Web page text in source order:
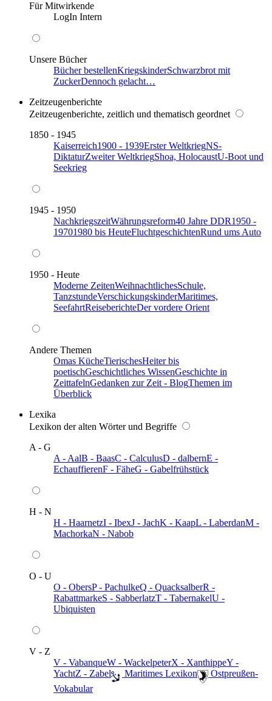
Für Mitwirkende
LogIn Intern
Unsere Bücher
Bücher bestellenKriegskinderSchwarzbrot mit
ZuckerDennoch gelacht…
Zeitzeugenberichte
Zeitzeugenberichte, zeitlich und thematisch geordnet
1850 - 1945
Kaiserreich1900 - 1939Erster WeltkriegNS-
DiktaturZweiter WeltkriegShoa, HolocaustU-Boot und
Seekrieg
1945 - 1950
NachkriegszeitWährungsreform40 Jahre DDR1950 -
19701980 bis HeuteFluchtgeschichtenRund ums Auto
1950 - Heute
Moderne ZeitenWeihnachtlichesSchule,
TanzstundeVerschickungskinderMaritimes,
SeefahrtReiseberichteDer vordere Orient
Andere Themen
Omas KücheTierischesHeiter bis
poetischGeschichtliches WissenGeschichte in
ZeittafelnGedanken zur Zeit - BlogThemen im
Überblick
Lexika
Lexikon der alten Wörter und Begriffe
A - G
A - AalB - BaasC - CalculusD - dalbernE -
EchauffierenF - FäheG - Gabelfrühstück
H - N
H - HaarnetzI - IbexJ - JachK - KaapL - LaberdanM -
MachorkaN - Nabob
O - U
O - ObersP - PachulkeQ - QuacksalberR -
RabattmarkeS - SabberlatzT - TabernakelU -
Ubiquisten
V - Z
V - VabanqueW - WackelpeterX - XanthippeY -
YachtZ - Zabel ️ Maritimes Lexikon
️ Ostpreußen-
Vokabular